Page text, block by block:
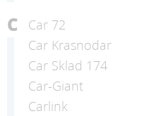
C
Car 72
Car Krasnodar
Car Sklad 174
Car-Giant
Carlink